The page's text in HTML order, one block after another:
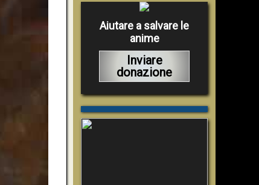
Aiutare a salvare le
anime
Inviare
donazione